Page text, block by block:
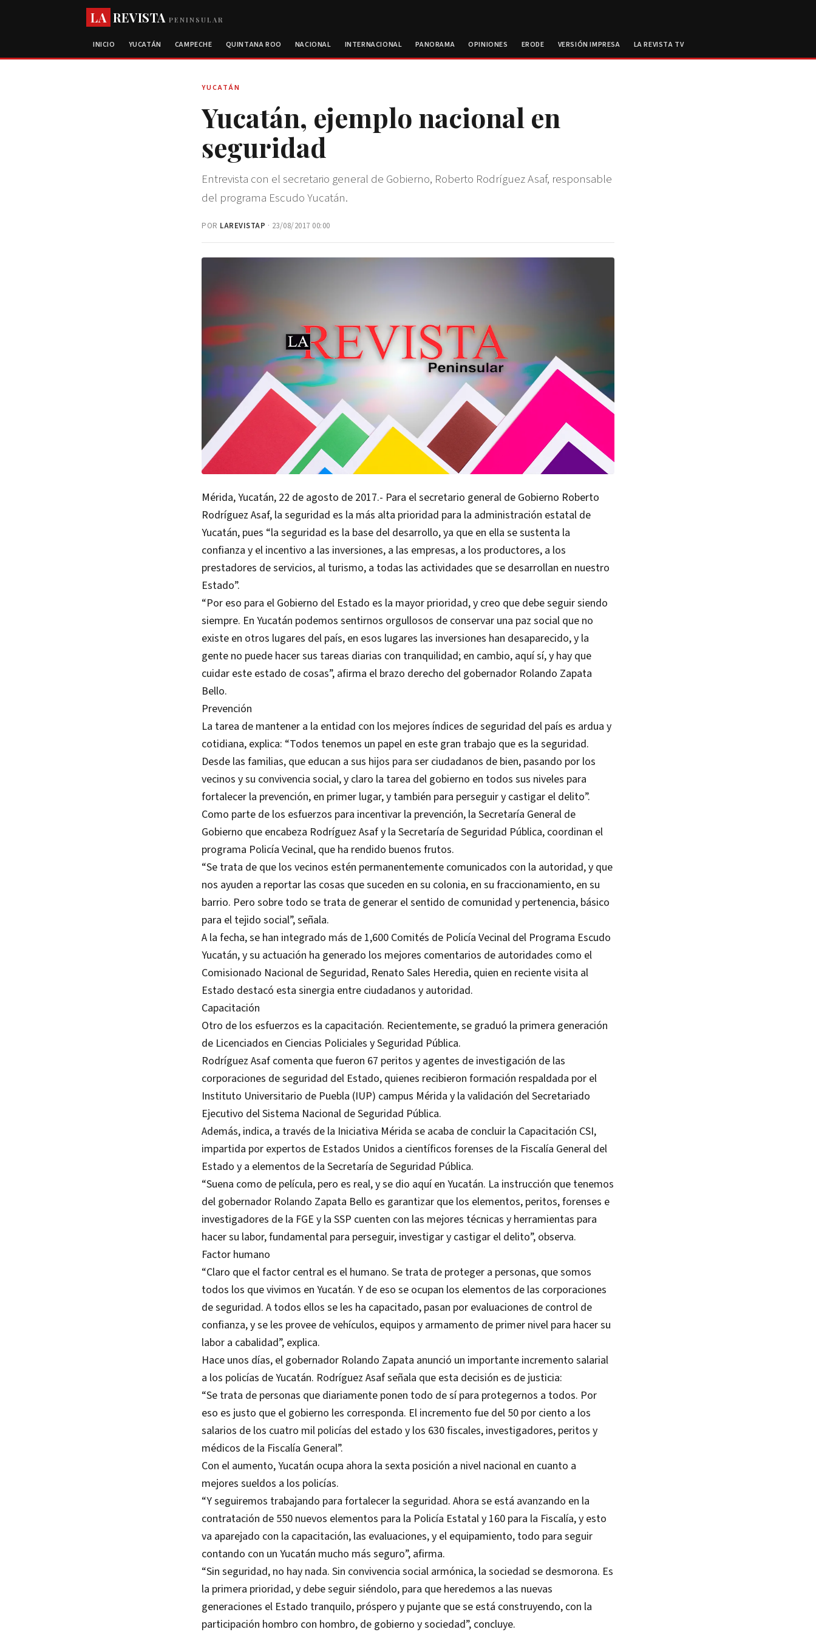
LA REVISTAPENINSULAR
INICIO YUCATÁN CAMPECHE QUINTANA ROO NACIONAL INTERNACIONAL PANORAMA OPINIONES ERODE VERSIÓN IMPRESA LA REVISTA TV
YUCATÁN
Yucatán, ejemplo nacional en
seguridad
Entrevista con el secretario general de Gobierno, Roberto Rodríguez Asaf, responsable
del programa Escudo Yucatán.
POR LAREVISTAP · 23/08/2017 00:00
Mérida, Yucatán, 22 de agosto de 2017.- Para el secretario general de Gobierno Roberto
Rodríguez Asaf, la seguridad es la más alta prioridad para la administración estatal de
Yucatán, pues “la seguridad es la base del desarrollo, ya que en ella se sustenta la
confianza y el incentivo a las inversiones, a las empresas, a los productores, a los
prestadores de servicios, al turismo, a todas las actividades que se desarrollan en nuestro
Estado”.
“Por eso para el Gobierno del Estado es la mayor prioridad, y creo que debe seguir siendo
siempre. En Yucatán podemos sentirnos orgullosos de conservar una paz social que no
existe en otros lugares del país, en esos lugares las inversiones han desaparecido, y la
gente no puede hacer sus tareas diarias con tranquilidad; en cambio, aquí sí, y hay que
cuidar este estado de cosas”, afirma el brazo derecho del gobernador Rolando Zapata
Bello.
Prevención
La tarea de mantener a la entidad con los mejores índices de seguridad del país es ardua y
cotidiana, explica: “Todos tenemos un papel en este gran trabajo que es la seguridad.
Desde las familias, que educan a sus hijos para ser ciudadanos de bien, pasando por los
vecinos y su convivencia social, y claro la tarea del gobierno en todos sus niveles para
fortalecer la prevención, en primer lugar, y también para perseguir y castigar el delito”.
Como parte de los esfuerzos para incentivar la prevención, la Secretaría General de
Gobierno que encabeza Rodríguez Asaf y la Secretaría de Seguridad Pública, coordinan el
programa Policía Vecinal, que ha rendido buenos frutos.
“Se trata de que los vecinos estén permanentemente comunicados con la autoridad, y que
nos ayuden a reportar las cosas que suceden en su colonia, en su fraccionamiento, en su
barrio. Pero sobre todo se trata de generar el sentido de comunidad y pertenencia, básico
para el tejido social”, señala.
A la fecha, se han integrado más de 1,600 Comités de Policía Vecinal del Programa Escudo
Yucatán, y su actuación ha generado los mejores comentarios de autoridades como el
Comisionado Nacional de Seguridad, Renato Sales Heredia, quien en reciente visita al
Estado destacó esta sinergia entre ciudadanos y autoridad.
Capacitación
Otro de los esfuerzos es la capacitación. Recientemente, se graduó la primera generación
de Licenciados en Ciencias Policiales y Seguridad Pública.
Rodríguez Asaf comenta que fueron 67 peritos y agentes de investigación de las
corporaciones de seguridad del Estado, quienes recibieron formación respaldada por el
Instituto Universitario de Puebla (IUP) campus Mérida y la validación del Secretariado
Ejecutivo del Sistema Nacional de Seguridad Pública.
Además, indica, a través de la Iniciativa Mérida se acaba de concluir la Capacitación CSI,
impartida por expertos de Estados Unidos a científicos forenses de la Fiscalía General del
Estado y a elementos de la Secretaría de Seguridad Pública.
“Suena como de película, pero es real, y se dio aquí en Yucatán. La instrucción que tenemos
del gobernador Rolando Zapata Bello es garantizar que los elementos, peritos, forenses e
investigadores de la FGE y la SSP cuenten con las mejores técnicas y herramientas para
hacer su labor, fundamental para perseguir, investigar y castigar el delito”, observa.
Factor humano
“Claro que el factor central es el humano. Se trata de proteger a personas, que somos
todos los que vivimos en Yucatán. Y de eso se ocupan los elementos de las corporaciones
de seguridad. A todos ellos se les ha capacitado, pasan por evaluaciones de control de
confianza, y se les provee de vehículos, equipos y armamento de primer nivel para hacer su
labor a cabalidad”, explica.
Hace unos días, el gobernador Rolando Zapata anunció un importante incremento salarial
a los policías de Yucatán. Rodríguez Asaf señala que esta decisión es de justicia:
“Se trata de personas que diariamente ponen todo de sí para protegernos a todos. Por
eso es justo que el gobierno les corresponda. El incremento fue del 50 por ciento a los
salarios de los cuatro mil policías del estado y los 630 fiscales, investigadores, peritos y
médicos de la Fiscalía General”.
Con el aumento, Yucatán ocupa ahora la sexta posición a nivel nacional en cuanto a
mejores sueldos a los policías.
“Y seguiremos trabajando para fortalecer la seguridad. Ahora se está avanzando en la
contratación de 550 nuevos elementos para la Policía Estatal y 160 para la Fiscalía, y esto
va aparejado con la capacitación, las evaluaciones, y el equipamiento, todo para seguir
contando con un Yucatán mucho más seguro”, afirma.
“Sin seguridad, no hay nada. Sin convivencia social armónica, la sociedad se desmorona. Es
la primera prioridad, y debe seguir siéndolo, para que heredemos a las nuevas
generaciones el Estado tranquilo, próspero y pujante que se está construyendo, con la
participación hombro con hombro, de gobierno y sociedad”, concluye.